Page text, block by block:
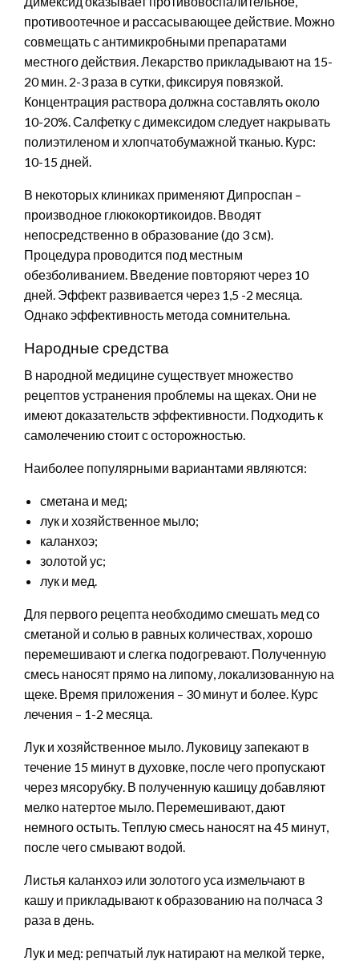
противоотечное и рассасывающее действие. Можно
совмещать с антимикробными препаратами
местного действия. Лекарство прикладывают на 15-
20 мин. 2-3 раза в сутки, фиксируя повязкой.
Концентрация раствора должна составлять около
10-20%. Салфетку с димексидом следует накрывать
полиэтиленом и хлопчатобумажной тканью. Курс:
10-15 дней.
В некоторых клиниках применяют Дипроспан –
производное глюкокортикоидов. Вводят
непосредственно в образование (до 3 см).
Процедура проводится под местным
обезболиванием. Введение повторяют через 10
дней. Эффект развивается через 1,5 -2 месяца.
Однако эффективность метода сомнительна.
Народные средства
В народной медицине существует множество
рецептов устранения проблемы на щеках. Они не
имеют доказательств эффективности. Подходить к
самолечению стоит с осторожностью.
Наиболее популярными вариантами являются:
сметана и мед;
лук и хозяйственное мыло;
каланхоэ;
золотой ус;
лук и мед.
Для первого рецепта необходимо смешать мед со
сметаной и солью в равных количествах, хорошо
перемешивают и слегка подогревают. Полученную
смесь наносят прямо на липому, локализованную на
щеке. Время приложения – 30 минут и более. Курс
лечения – 1-2 месяца.
Лук и хозяйственное мыло. Луковицу запекают в
течение 15 минут в духовке, после чего пропускают
через мясорубку. В полученную кашицу добавляют
мелко натертое мыло. Перемешивают, дают
немного остыть. Теплую смесь наносят на 45 минут,
после чего смывают водой.
Листья каланхоэ или золотого уса измельчают в
кашу и прикладывают к образованию на полчаса 3
раза в день.
Лук и мед: репчатый лук натирают на мелкой терке,